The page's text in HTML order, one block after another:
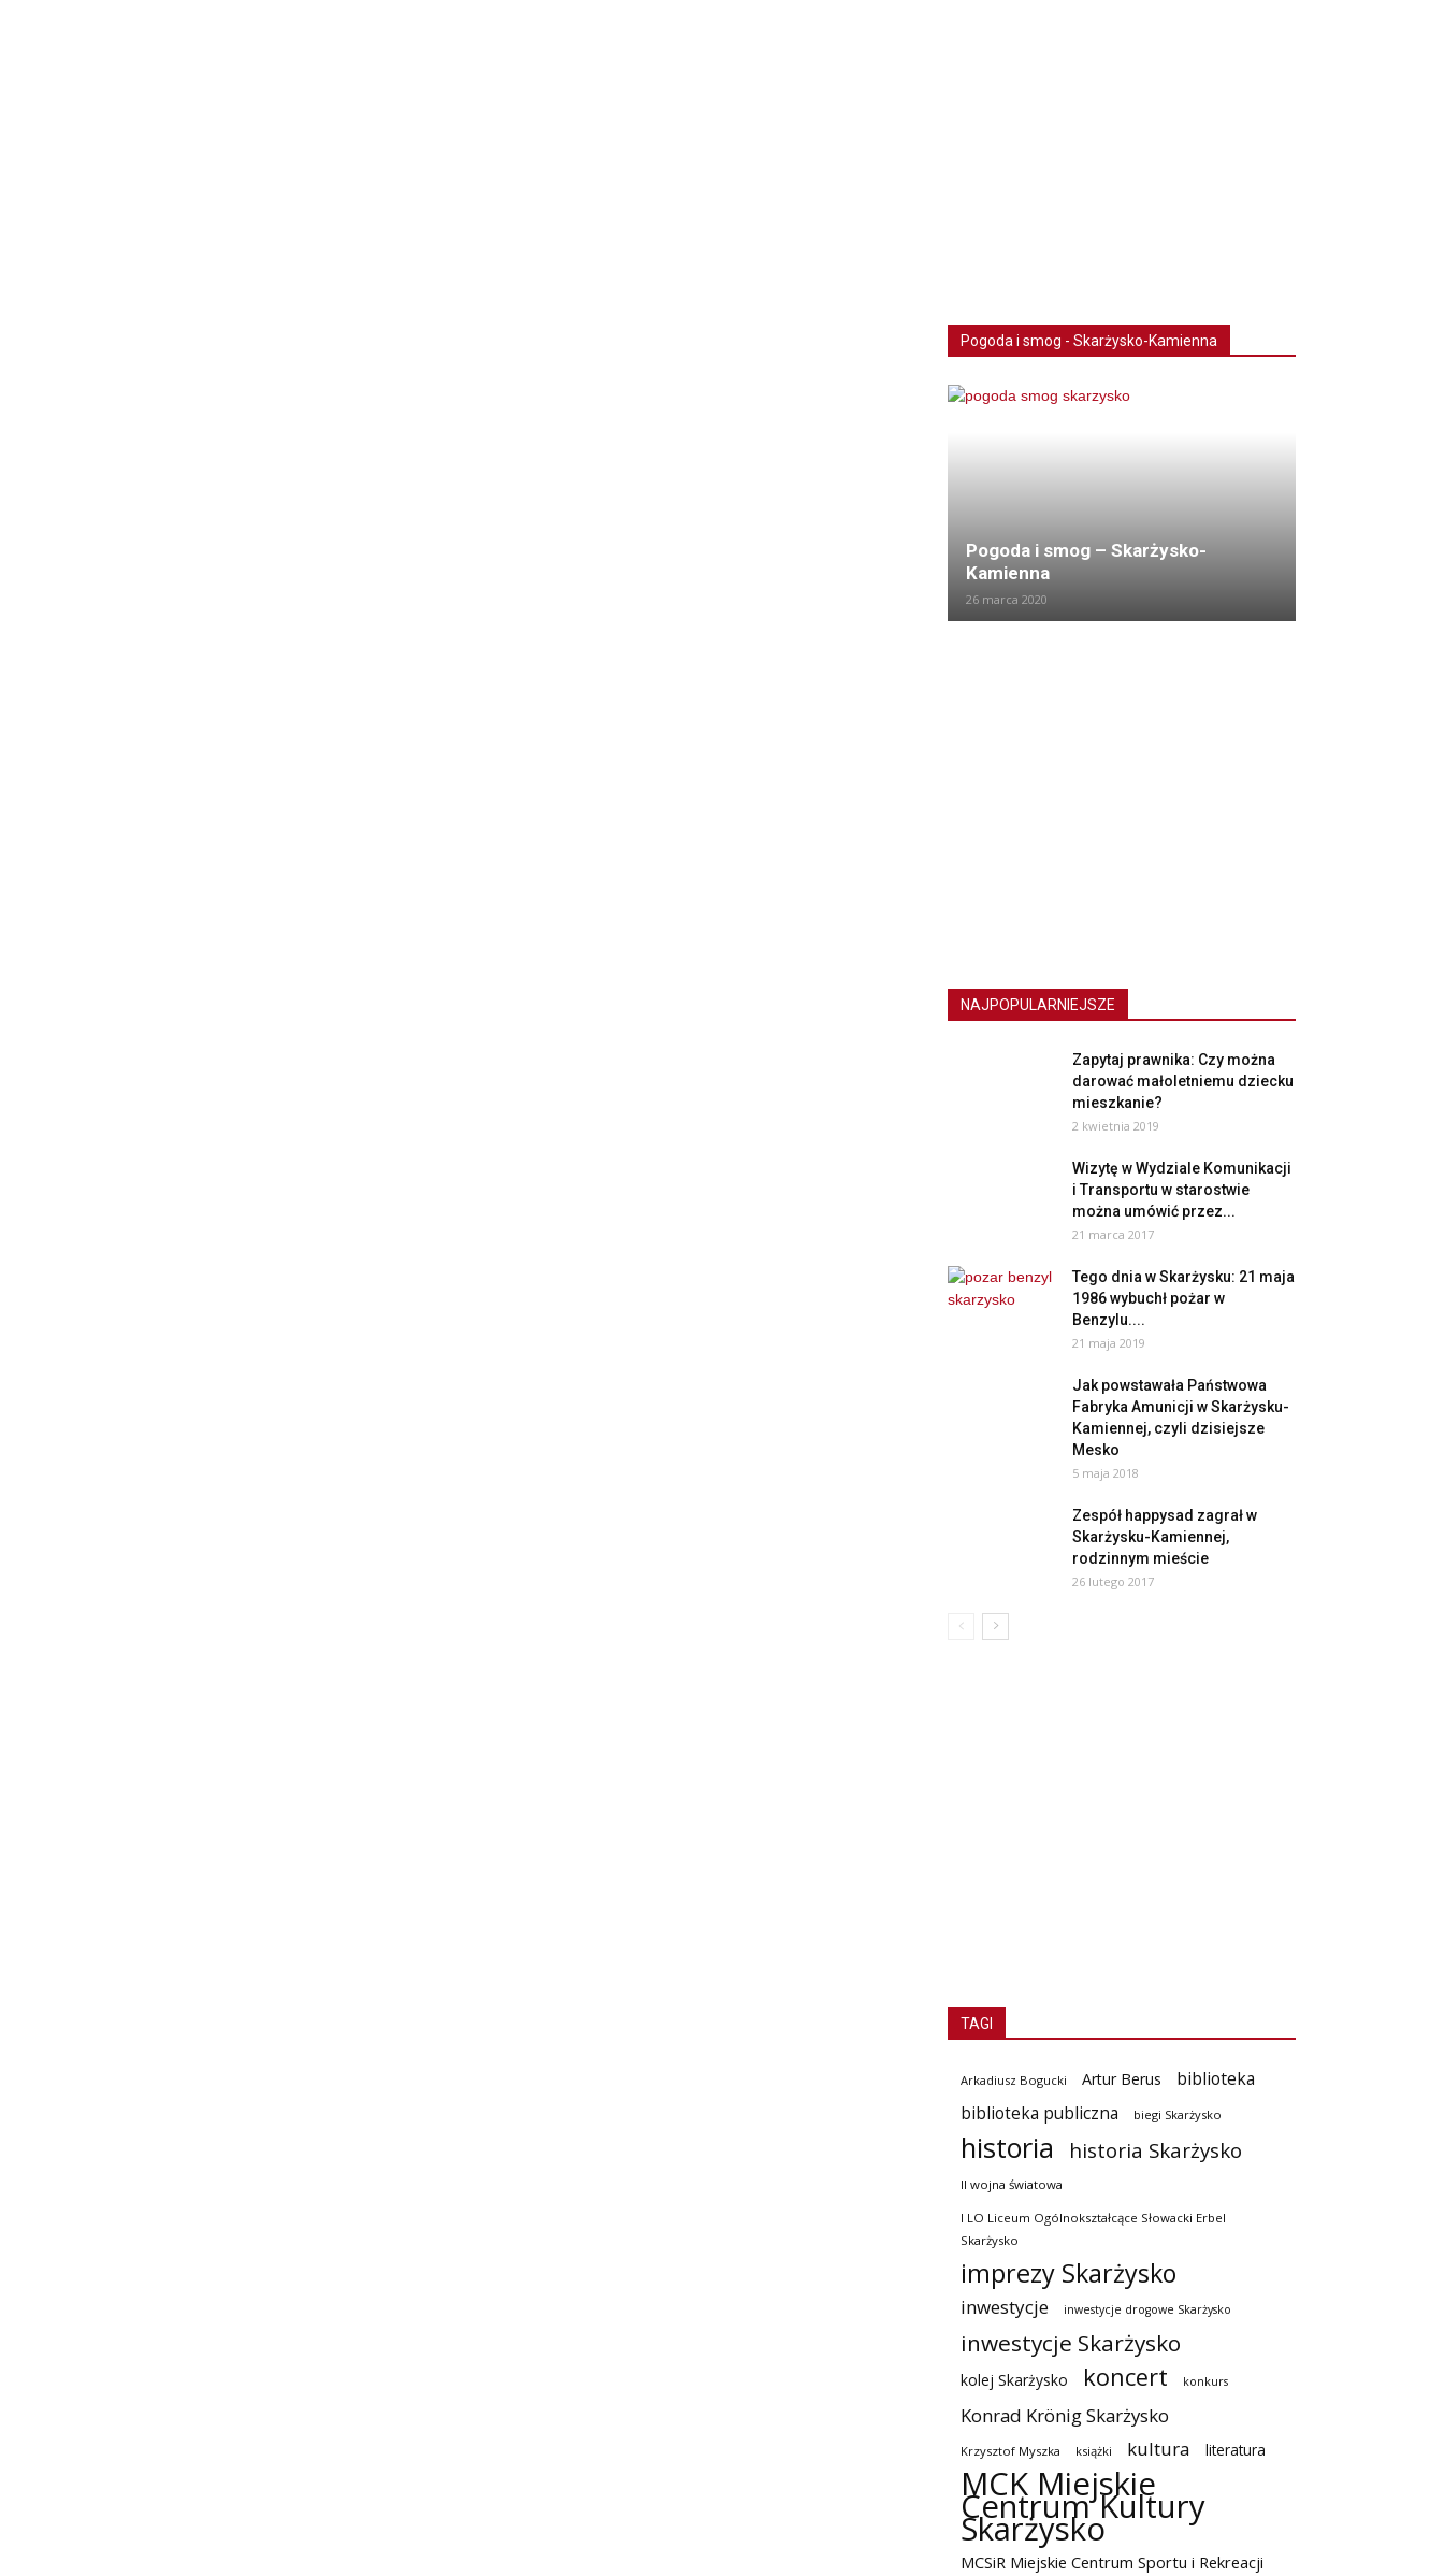
Pogoda i smog - Skarżysko-Kamienna
Pogoda i smog – Skarżysko-
Kamienna
26 marca 2020
NAJPOPULARNIEJSZE
Zapytaj prawnika: Czy można
darować małoletniemu dziecku
mieszkanie?
2 kwietnia 2019
Wizytę w Wydziale Komunikacji
i Transportu w starostwie
można umówić przez...
21 marca 2017
Tego dnia w Skarżysku: 21 maja
1986 wybuchł pożar w
Benzylu....
21 maja 2019
Jak powstawała Państwowa
Fabryka Amunicji w Skarżysku-
Kamiennej, czyli dzisiejsze
Mesko
5 maja 2018
Zespół happysad zagrał w
Skarżysku-Kamiennej,
rodzinnym mieście
26 lutego 2017
TAGI
Arkadiusz Bogucki Artur Berus
biblioteka
biblioteka publiczna
biegi Skarżysko
historia historia Skarżysko
II wojna światowa
I LO Liceum Ogólnokształcące Słowacki Erbel
Skarżysko
imprezy Skarżysko
inwestycje inwestycje drogowe Skarżysko
inwestycje Skarżysko
kolej Skarżysko koncert konkurs
Konrad Krönig Skarżysko
Krzysztof Myszka książki kultura literatura
MCK Miejskie
Centrum Kultury
Skarżysko
MCSiR Miejskie Centrum Sportu i Rekreacji